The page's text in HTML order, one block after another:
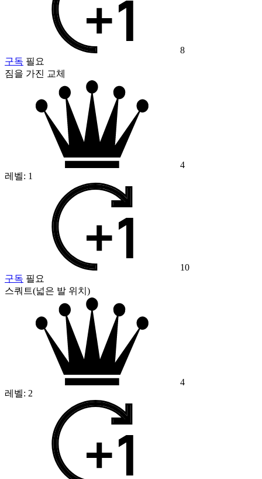
8
구독 필요
짐을 가진 교체
4
레벨: 1
10
구독 필요
스쿼트(넓은 발 위치)
4
레벨: 2